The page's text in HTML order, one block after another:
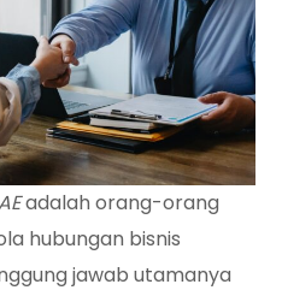
adalah orang-orang
hubungan bisnis
jawab utamanya